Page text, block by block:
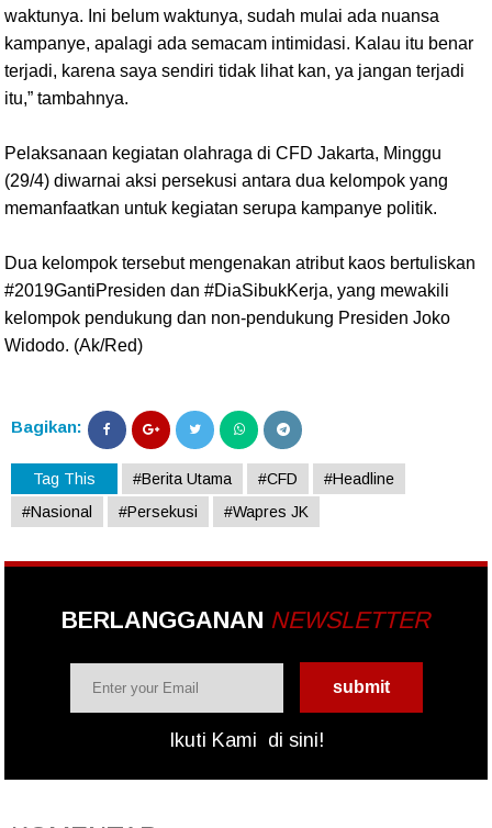
waktunya. Ini belum waktunya, sudah mulai ada nuansa
kampanye, apalagi ada semacam intimidasi. Kalau itu benar
terjadi, karena saya sendiri tidak lihat kan, ya jangan terjadi
itu,” tambahnya.
Pelaksanaan kegiatan olahraga di CFD Jakarta, Minggu
(29/4) diwarnai aksi persekusi antara dua kelompok yang
memanfaatkan untuk kegiatan serupa kampanye politik.
Dua kelompok tersebut mengenakan atribut kaos bertuliskan
#2019GantiPresiden dan #DiaSibukKerja, yang mewakili
kelompok pendukung dan non-pendukung Presiden Joko
Widodo. (Ak/Red)
Bagikan:
Tag This #Berita Utama #CFD
#Headline
#Nasional
#Persekusi #Wapres JK
BERLANGGANAN NEWSLETTER
Ikuti Kami di sini!